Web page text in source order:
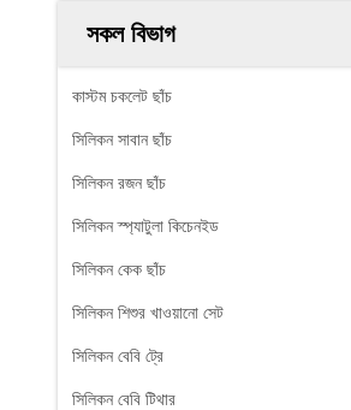
সকল বিভাগ
কাস্টম চকলেট ছাঁচ
সিলিকন সাবান ছাঁচ
সিলিকন রজন ছাঁচ
সিলিকন স্প্যাটুলা কিচেনইড
সিলিকন কেক ছাঁচ
সিলিকন শিশুর খাওয়ানো সেট
সিলিকন বেবি ট্রে
সিলিকন বেবি টিথার